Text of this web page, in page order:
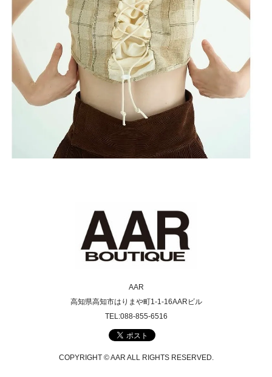
AAR
高知県高知市はりまや町1-1-16AARビル
TEL:088-855-6516
COPYRIGHT © AAR ALL RIGHTS RESERVED.